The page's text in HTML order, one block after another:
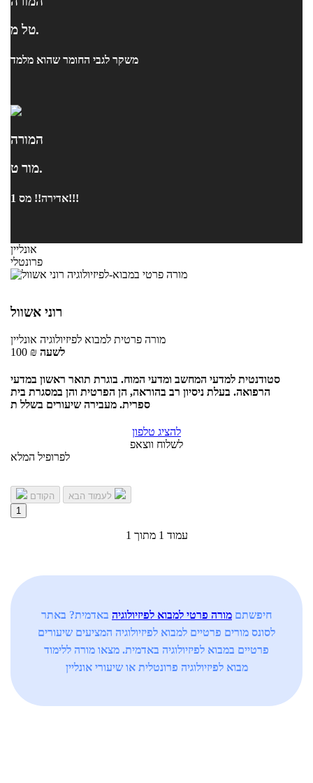
טל מ.
משקר לגבי החומר שהוא מלמד
המורה
מור ט.
אדירה!! מס 1!!!
אונליין
פרונטלי
רוני אשוול
מורה פרטית למבוא לפיזיולוגיה אונליין
100 ₪ לשעה
סטודנטית למדעי המחשב ומדעי המוח. בוגרת תואר ראשון במדעי
הרפואה. בעלת ניסיון רב בהוראה, הן הפרטית והן במסגרת בית
ספרית. מעבירה שיעורים בשלל ת
להציג טלפון
לשלוח ווצאפ
לפרופיל המלא
הקודם
1
עמוד 1 מתוך 1
חיפשתם מורה פרטי למבוא לפיזיולוגיה באדמית? באתר
לסונס מורים פרטיים למבוא לפיזיולוגיה המציעים שיעורים
פרטיים במבוא לפיזיולוגיה באדמית. מצאו מורה ללימוד
מבוא לפיזיולוגיה פרונטלית או שיעורי אונליין